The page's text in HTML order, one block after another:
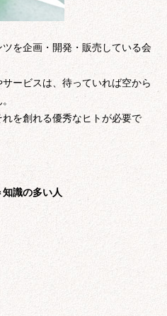
を企画・開発・販売している会
ービスは、待っていれば空から
を創れる優秀なヒトが必要で
識の多い人